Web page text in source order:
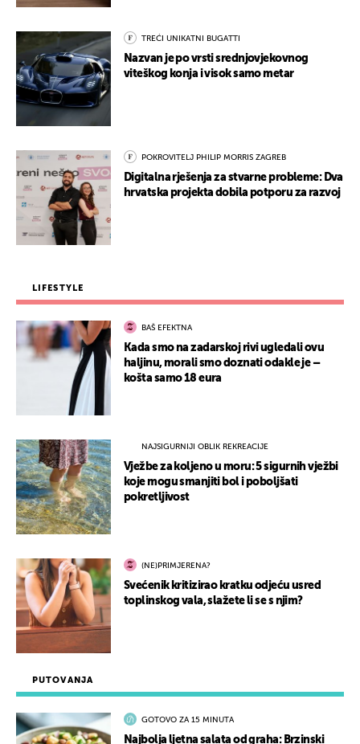
PUTOVANJA
GOTOVO ZA 15 MINUTA
Najbolja ljetna salata od graha: Brzinski
TREĆI UNIKATNI BUGATTI
Nazvan je po vrsti srednjovjekovnog
viteškog konja i visok samo metar
POKROVITELJ PHILIP MORRIS ZAGREB
Digitalna rješenja za stvarne probleme: Dva
hrvatska projekta dobila potporu za razvoj
LIFESTYLE
BAŠ EFEKTNA
Kada smo na zadarskoj rivi ugledali ovu
haljinu, morali smo doznati odakle je –
košta samo 18 eura
NAJSIGURNIJI OBLIK REKREACIJE
Vježbe za koljeno u moru: 5 sigurnih vježbi
koje mogu smanjiti bol i poboljšati
pokretljivost
(NE)PRIMJERENA?
Svećenik kritizirao kratku odjeću usred
toplinskog vala, slažete li se s njim?